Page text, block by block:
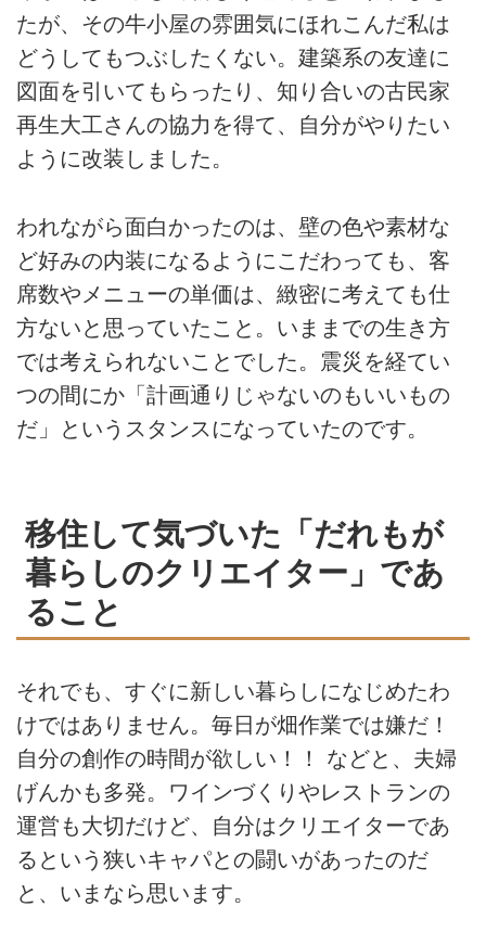
たが、その牛小屋の雰囲気にほれこんだ私は
どうしてもつぶしたくない。建築系の友達に
図面を引いてもらったり、知り合いの古民家
再生大工さんの協力を得て、自分がやりたい
ように改装しました。
われながら面白かったのは、壁の色や素材な
ど好みの内装になるようにこだわっても、客
席数やメニューの単価は、緻密に考えても仕
方ないと思っていたこと。いままでの生き方
では考えられないことでした。震災を経てい
つの間にか「計画通りじゃないのもいいもの
だ」というスタンスになっていたのです。
移住して気づいた「だれもが
暮らしのクリエイター」であ
ること
それでも、すぐに新しい暮らしになじめたわ
けではありません。毎日が畑作業では嫌だ！
自分の創作の時間が欲しい！！ などと、夫婦
げんかも多発。ワインづくりやレストランの
運営も大切だけど、自分はクリエイターであ
るという狭いキャパとの闘いがあったのだ
と、いまなら思います。